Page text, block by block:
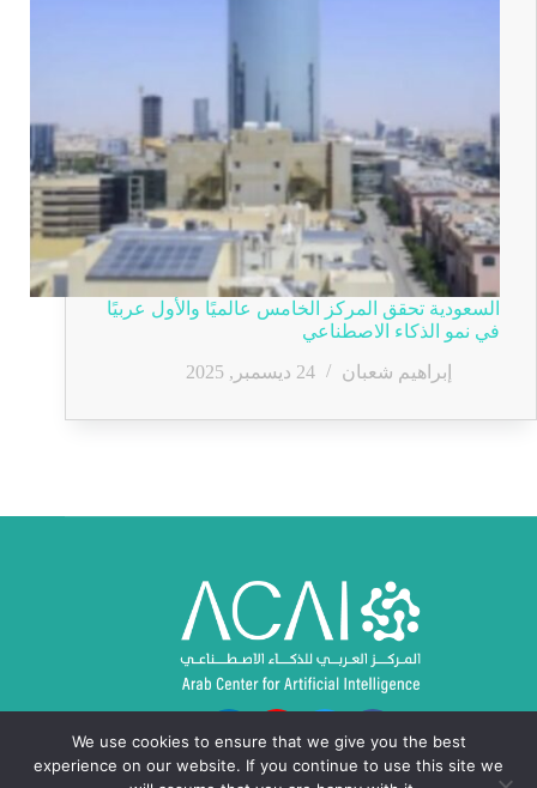
السعودية تحقق المركز الخامس عالميًا والأول عربيًا
في نمو الذكاء الاصطناعي
إبراهيم شعبان
24 ديسمبر, 2025
We use cookies to ensure that we give you the best
experience on our website. If you continue to use this site we